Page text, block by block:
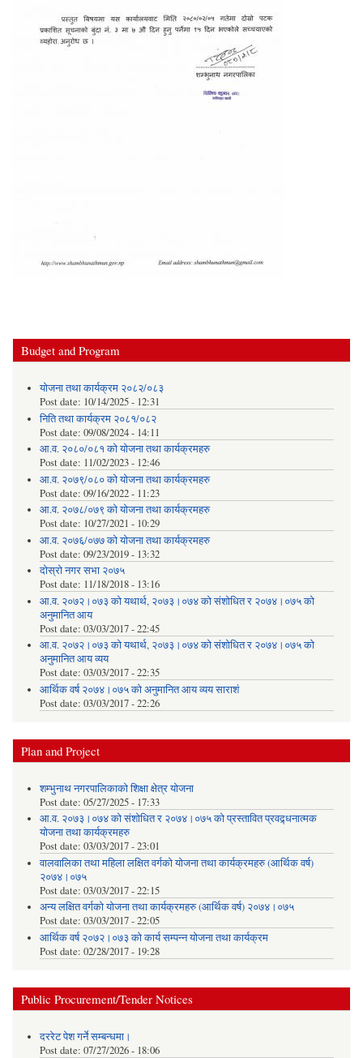
Budget and Program
योजना तथा कार्यक्रम २०८२/०८३
Post date: 10/14/2025 - 12:31
निति तथा कार्यक्रम २०८१/०८२
Post date: 09/08/2024 - 14:11
आ.व. २०८०/०८१ को योजना तथा कार्यक्रमहरु
Post date: 11/02/2023 - 12:46
आ.व. २०७९/०८० को योजना तथा कार्यक्रमहरु
Post date: 09/16/2022 - 11:23
आ.व. २०७८/०७९ को योजना तथा कार्यक्रमहरु
Post date: 10/27/2021 - 10:29
आ.व. २०७६/०७७ को योजना तथा कार्यक्रमहरु
Post date: 09/23/2019 - 13:32
दोस्रो नगर सभा २०७५
Post date: 11/18/2018 - 13:16
आ.व. २०७२।०७३ को यथार्थ, २०७३।०७४ को संशोधित र २०७४।०७५ को
अनुमानित आय
Post date: 03/03/2017 - 22:45
आ.व. २०७२।०७३ को यथार्थ, २०७३।०७४ को संशोधित र २०७४।०७५ को
अनुमानित आय व्यय
Post date: 03/03/2017 - 22:35
आर्थिक वर्ष २०७४।०७५ को अनुमानित आय व्यय साराशं
Post date: 03/03/2017 - 22:26
Plan and Project
शम्भुनाथ नगरपालिकाको शिक्षा क्षेत्र योजना
Post date: 05/27/2025 - 17:33
आ.व. २०७३।०७४ को संशोधित र २०७४।०७५ को प्रस्तावित प्रवद्र्धनात्मक
योजना तथा कार्यक्रमहरु
Post date: 03/03/2017 - 23:01
वालवालिका तथा महिला लक्षित वर्गको योजना तथा कार्यक्रमहरु (आर्थिक वर्ष)
२०७४।०७५
Post date: 03/03/2017 - 22:15
अन्य लक्षित वर्गको योजना तथा कार्यक्रमहरु (आर्थिक वर्ष) २०७४।०७५
Post date: 03/03/2017 - 22:05
आर्थिक वर्ष २०७२।०७३ को कार्य सम्पन्न योजना तथा कार्यक्रम
Post date: 02/28/2017 - 19:28
Public Procurement/Tender Notices
दररेट पेश गर्ने सम्बन्धमा।
Post date: 07/27/2026 - 18:06